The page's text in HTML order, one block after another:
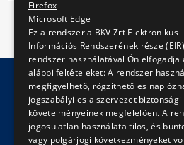
© Copyright 2026
Impresszum Jogi nyilatkozat
Firefox
Microsoft Edge
Ez a rendszer a BKV Zrt Elektronikus
Információs Rendszerének része
rendszer használatával Ön elfogadja
alábbi feltételeket: A rendszer
megfigyelhető, rögzithető es
jogszabályi es a szervezet biztonsági
követelményeinek megfelelően. A
jogosulatlan használata tilos, és
vagy polgárjogi következményeket